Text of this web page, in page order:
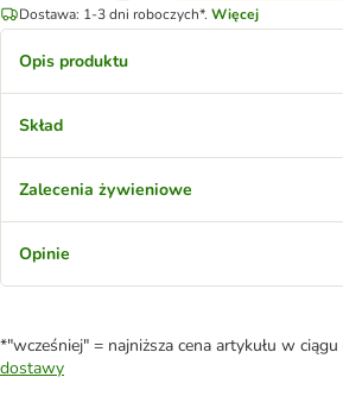
Dostawa: 1-3 dni roboczych*. Więcej
Opis produktu
Skład
Zalecenia żywieniowe
Opinie
*"wcześniej" = najniższa cena artykułu w
dostawy